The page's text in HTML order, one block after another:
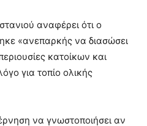
αναφέρει ότι ο
«ανεπαρκής να διασώσει
κατοίκων και
για τοπίο ολικής
να γνωστοποιήσει αν